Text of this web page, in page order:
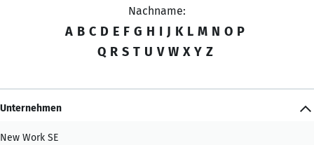
Nachname:
A B C D E F G H I J K L M N O P
Q R S T U V W X Y Z
Unternehmen
New Work SE